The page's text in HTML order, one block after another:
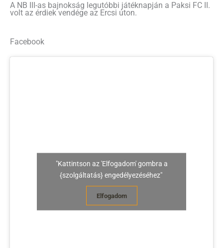
A NB III-as bajnokság legutóbbi játéknapján a Paksi FC II.
volt az érdiek vendége az Ercsi úton.
Facebook
"Kattintson az 'Elfogadom' gombra a
{szolgáltatás} engedélyezéséhez"
Elfogadom